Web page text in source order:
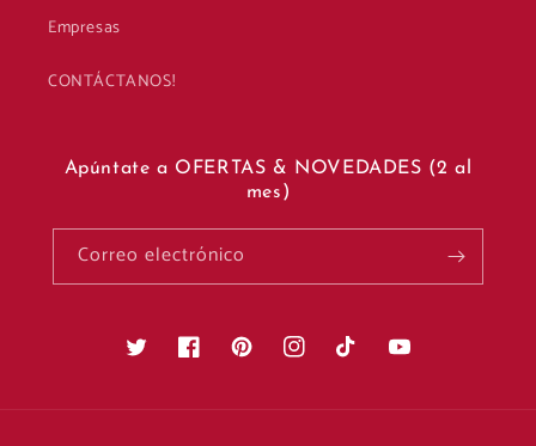
Empresas
CONTÁCTANOS!
Apúntate a OFERTAS & NOVEDADES (2 al
mes)
Correo electrónico
Twitter FacebookPinterestInstagramTikTok YouTube